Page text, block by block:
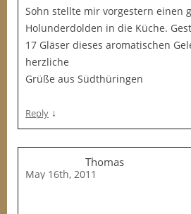
Sohn stellte mir vorgestern einen
Holunderdolden in die Küche.
17 Gläser dieses aromatischen
herzliche
Grüße aus Südthüringen
Reply ↓
Thomas
May 16th, 2011